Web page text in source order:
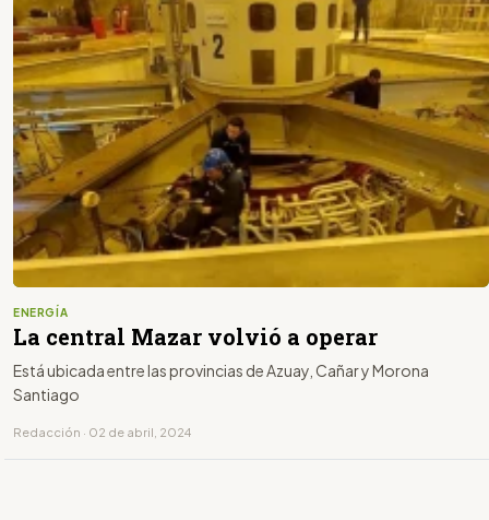
ENERGÍA
La central Mazar volvió a operar
Está ubicada entre las provincias de Azuay, Cañar y Morona
Santiago
Redacción · 02 de abril, 2024